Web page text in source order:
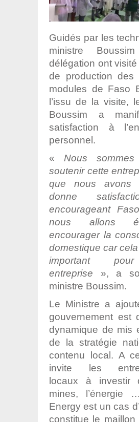
Guidés par les
ministre
délégation ont
de production des
modules de Faso
l’issu de la visite,
Boussim a
satisfaction à
personnel.
« Nous
soutenir cette
que nous avons
donne
encourageant
nous allons
encourager la
domestique car
important
entreprise », a
ministre Boussim.
Le Ministre a
gouvernement est
dynamique de mis
de la stratégie
contenu local. A
invite les
locaux à investir
mines, l’énergie
Energy est un cas
constitue le maillon